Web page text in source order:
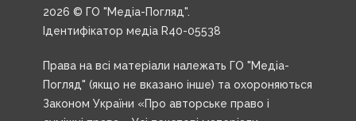
2026 © ГО "Медіа-Погляд".
Ідентифікатор медіа R40-05538
Права на всі матеріали належать ГО "Медіа-
Погляд" (якщо не вказано інше) та охороняються
Законом України «Про авторське право і